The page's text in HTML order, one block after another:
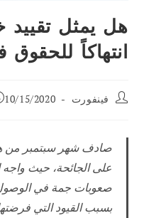
هل يمثل تقييد
انتهاكاً للحقوق
مؤلففينفورت
تم
10/15/2020
على الجائحة، حيث واجه
صعوبات جمة في الوصول